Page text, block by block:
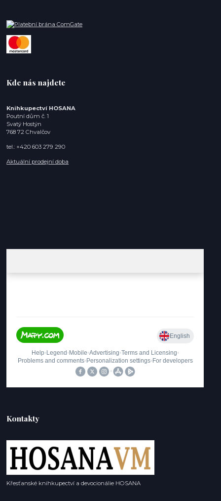
Kde nás najdete
Knihkupectví HOSANA
Poutní dům č. 1
Svatý Hostýn
768 72 Chvalčov
tel.: +420 603 279 290
Aktuální prodejní doba
Kontakty
Křesťanské knihkupectví a devocionálie HOSANA